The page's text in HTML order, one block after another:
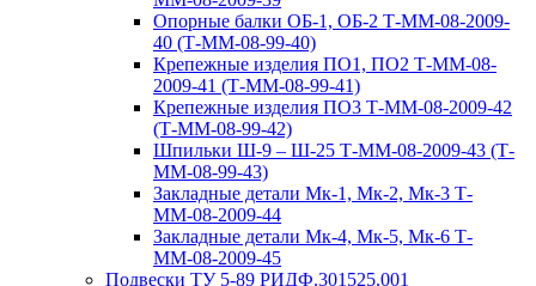
Опорные балки ОБ-1, ОБ-2 Т-ММ-08-2009-
40 (Т-ММ-08-99-40)
Крепежные изделия ПО1, ПО2 Т-ММ-08-
2009-41 (Т-ММ-08-99-41)
Крепежные изделия ПО3 Т-ММ-08-2009-42
(Т-ММ-08-99-42)
Шпильки Ш-9 – Ш-25 Т-ММ-08-2009-43 (Т-
ММ-08-99-43)
Закладные детали Мк-1, Мк-2, Мк-3 Т-
ММ-08-2009-44
Закладные детали Мк-4, Мк-5, Мк-6 Т-
ММ-08-2009-45
Подвески ТУ 5-89 РИДФ.301525.001